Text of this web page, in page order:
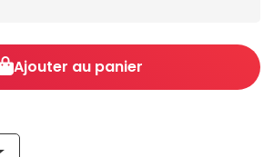
Ajouter au panier